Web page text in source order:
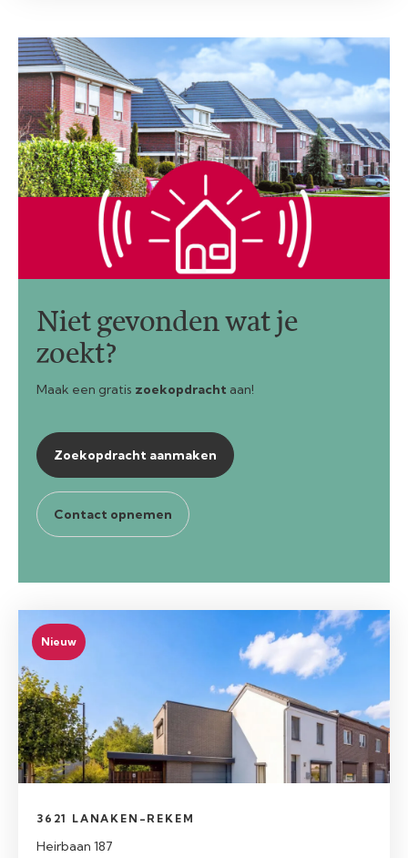
Niet gevonden wat je
zoekt?
Maak een gratis zoekopdracht aan!
Zoekopdracht aanmaken
Contact opnemen
Nieuw
3621 LANAKEN-REKEM
Heirbaan 187